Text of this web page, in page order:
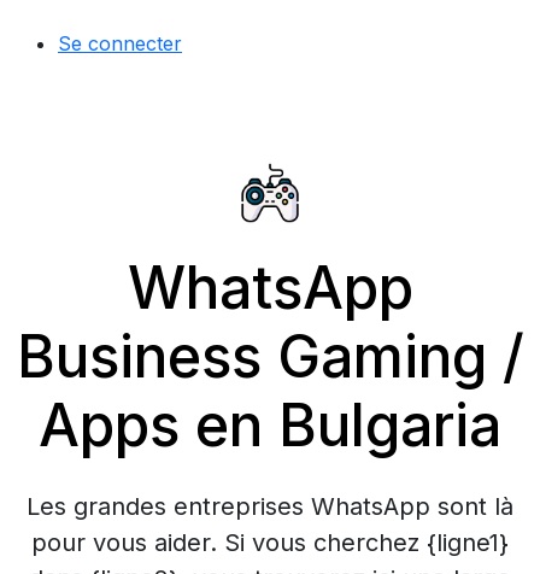
Se connecter
WhatsApp
Business Gaming /
Apps en Bulgaria
Les grandes entreprises WhatsApp sont là
pour vous aider. Si vous cherchez {ligne1}